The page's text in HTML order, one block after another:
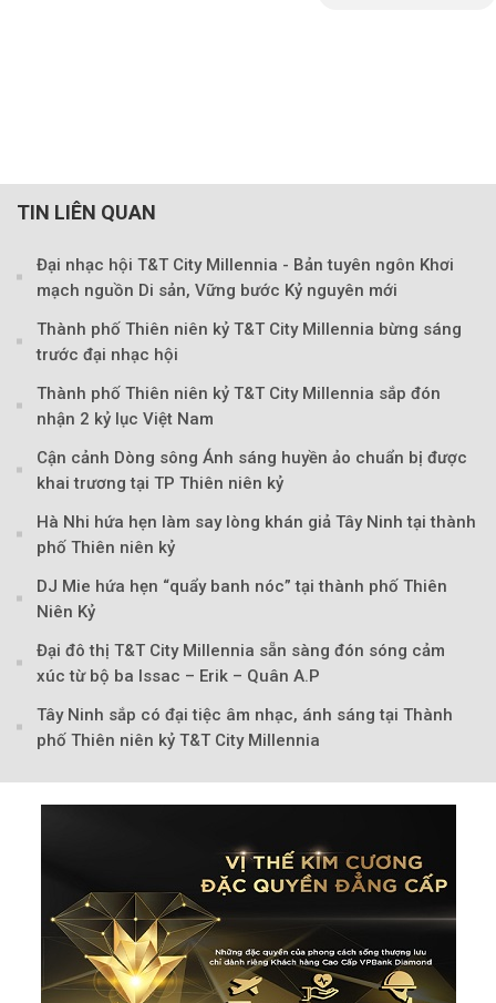
TIN LIÊN QUAN
Đại nhạc hội T&T City Millennia - Bản tuyên ngôn Khơi
mạch nguồn Di sản, Vững bước Kỷ nguyên mới
Thành phố Thiên niên kỷ T&T City Millennia bừng sáng
trước đại nhạc hội
Thành phố Thiên niên kỷ T&T City Millennia sắp đón
nhận 2 kỷ lục Việt Nam
Cận cảnh Dòng sông Ánh sáng huyền ảo chuẩn bị được
khai trương tại TP Thiên niên kỷ
Hà Nhi hứa hẹn làm say lòng khán giả Tây Ninh tại thành
phố Thiên niên kỷ
DJ Mie hứa hẹn “quẩy banh nóc” tại thành phố Thiên
Niên Kỷ
Đại đô thị T&T City Millennia sẵn sàng đón sóng cảm
xúc từ bộ ba Issac – Erik – Quân A.P
Tây Ninh sắp có đại tiệc âm nhạc, ánh sáng tại Thành
phố Thiên niên kỷ T&T City Millennia